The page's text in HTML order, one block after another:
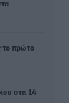
το πρώτο
στα 14